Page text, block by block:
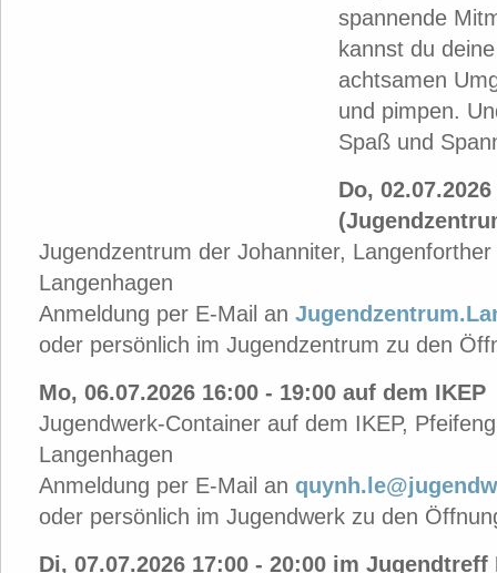
spannende
kannst du
achtsamen
und pimpen.
Spaß und
Do,
Jugendzentrum der Johanniter,
Langenhagen
Anmeldung per E-Mail an
oder persönlich im Jugendzentrum zu den
Mo, 06.07.2026 16:00 - 19:00 auf dem IKEP
Jugendwerk-Container auf dem IKEP,
Langenhagen
Anmeldung per E-Mail an
oder persönlich im Jugendwerk zu den
Di, 07.07.2026 17:00 - 20:00 im